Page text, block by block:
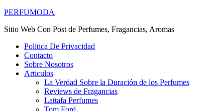
PERFUMODA
Sitio Web Con Post de Perfumes, Fragancias, Aromas
Politica De Privacidad
Contacto
Sobre Nosotros
Articulos
La Verdad Sobre la Duración de los Perfumes
Reviews de Fragancias
Lattafa Perfumes
Tom Ford